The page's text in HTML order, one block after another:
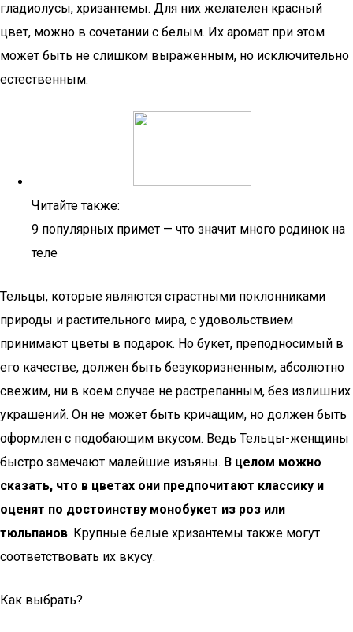
гладиолусы, хризантемы. Для них желателен красный
цвет, можно в сочетании с белым. Их аромат при этом
может быть не слишком выраженным, но исключительно
естественным.
Читайте также:
9 популярных примет — что значит много родинок на
теле
Тельцы, которые являются страстными поклонниками
природы и растительного мира, с удовольствием
принимают цветы в подарок. Но букет, преподносимый в
его качестве, должен быть безукоризненным, абсолютно
свежим, ни в коем случае не растрепанным, без излишних
украшений. Он не может быть кричащим, но должен быть
оформлен с подобающим вкусом. Ведь Тельцы-женщины
быстро замечают малейшие изъяны. В целом можно
сказать, что в цветах они предпочитают классику и
оценят по достоинству монобукет из роз или
тюльпанов. Крупные белые хризантемы также могут
соответствовать их вкусу.
Как выбрать?